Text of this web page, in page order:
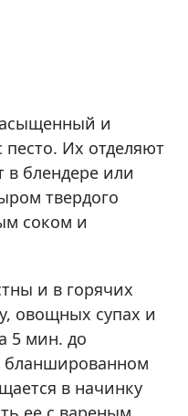
и
Их отделяют
в блендере или
твердого
соком и
и в горячих
овощных супах и
5 мин. до
бланшированном
в начинку